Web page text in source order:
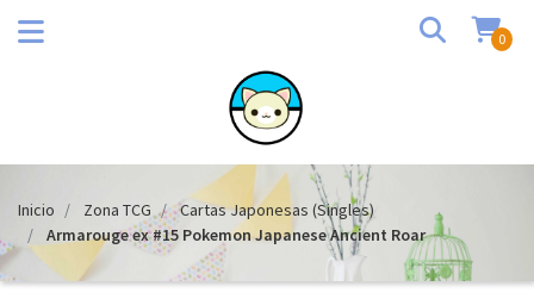
0
Inicio Zona TCG
Cartas Japonesas (Singles)
Armarouge ex #15 Pokemon Japanese Ancient Roar